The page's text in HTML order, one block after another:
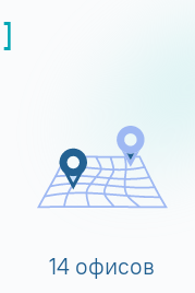
14 офисов